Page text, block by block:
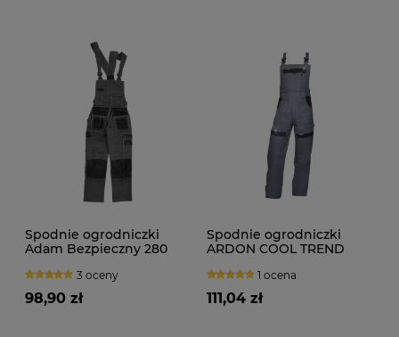
Spodnie ogrodniczki
Adam Bezpieczny 280
3 oceny
98,90 zł
Spodnie ogrodniczki
ARDON COOL TREND
1 ocena
111,04 zł